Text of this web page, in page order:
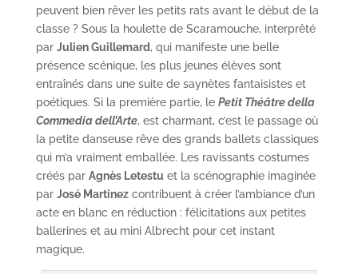
peuvent bien rêver les petits rats avant le début de la
classe ? Sous la houlette de Scaramouche, interprêté
par Julien Guillemard, qui manifeste une belle
présence scénique, les plus jeunes élèves sont
entraînés dans une suite de saynètes fantaisistes et
poétiques. Si la première partie, le Petit Théâtre della
Commedia dell’Arte, est charmant, c’est le passage où
la petite danseuse rêve des grands ballets classiques
qui m’a vraiment emballée. Les ravissants costumes
créés par Agnès Letestu et la scénographie imaginée
par José Martinezcontribuent à créer l’ambiance d’un
acte en blanc en réduction : félicitations aux petites
ballerines et au mini Albrecht pour cet instant
magique.